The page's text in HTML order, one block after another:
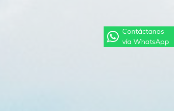
Contáctanos
vía WhatsApp